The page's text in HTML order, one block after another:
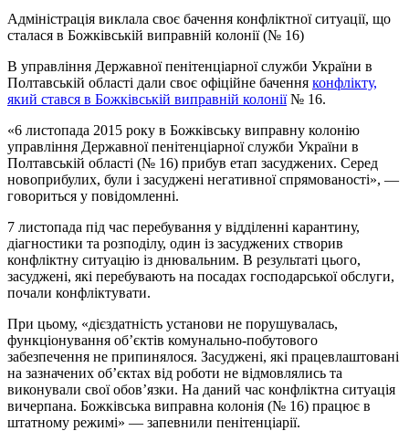
Адміністрація виклала своє бачення конфліктної ситуації, що
сталася в Божківській виправній колонії (№ 16)
В управління Державної пенітенціарної служби України в
Полтавській області дали своє офіційне бачення конфлікту,
який стався в Божківській виправній колонії№ 16.
«6 листопада 2015 року в Божківську виправну колонію
управління Державної пенітенціарної служби України в
Полтавській області (№ 16) прибув етап засуджених. Серед
новоприбулих, були і засуджені негативної спрямованості», —
говориться у повідомленні.
7 листопада під час перебування у відділенні карантину,
діагностики та розподілу, один із засуджених створив
конфліктну ситуацію із днювальним. В результаті цього,
засуджені, які перебувають на посадах господарської обслуги,
почали конфліктувати.
При цьому, «дієздатність установи не порушувалась,
функціонування об’єктів комунально-побутового
забезпечення не припинялося. Засуджені, які працевлаштовані
на зазначених об’єктах від роботи не відмовлялись та
виконували свої обов’язки. На даний час конфліктна ситуація
вичерпана. Божківська виправна колонія (№ 16) працює в
штатному режимі» — запевнили пенітенціарії.